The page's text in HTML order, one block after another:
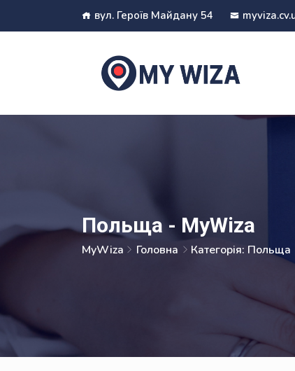
вул. Героїв Майдану 54
Польща - MyWiza
MyWiza Головна Категорія: Польща